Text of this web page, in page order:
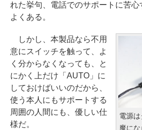
れた挙句、電話でのサポートに苦
よくある。
電源
魔に
しかし、本製品なら不用
意にスイッチを触って、よ
く分からなくなっても、と
にかく上だけ「AUTO」に
しておけばいいのだから、
使う本人にもサポートする
周囲の人間にも、優しい仕
様だ。